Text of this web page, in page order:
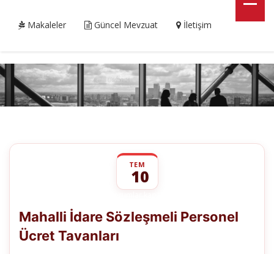
Makaleler Güncel Mevzuat İletişim
TEM
10
Sözleşmeli
Personel
Ücret
Mahalli İdare Sözleşmeli Personel
Ücret Tavanları